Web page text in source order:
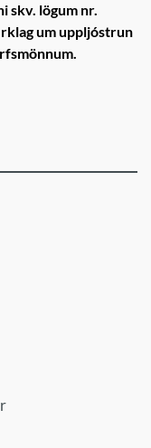
skv. lögum nr.
um uppljóstrun